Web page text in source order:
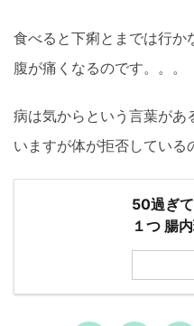
食べると下痢とまでは行か
腹が痛くなるのです。。。
病は気からという言葉があ
いますが体が拒否している
50過ぎ
１つ 腸